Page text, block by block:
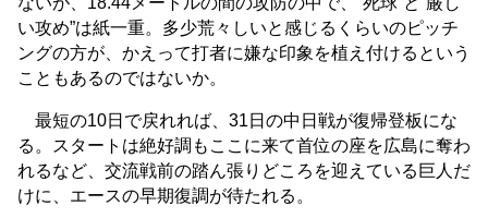
い攻め”は紙一重。多少荒々しいと感じるくらいのピッチ
ングの方が、かえって打者に嫌な印象を植え付けるという
こともあるのではないか。
最短の10日で戻れれば、31日の中日戦が復帰登板にな
る。スタートは絶好調もここに来て首位の座を広島に奪わ
れるなど、交流戦前の踏ん張りどころを迎えている巨人だ
けに、エースの早期復調が待たれる。